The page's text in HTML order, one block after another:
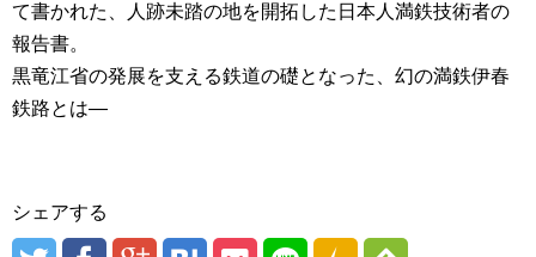
て書かれた、人跡未踏の地を開拓した日本人満鉄技術者の
報告書。
黒竜江省の発展を支える鉄道の礎となった、幻の満鉄伊春
鉄路とは―
シェアする